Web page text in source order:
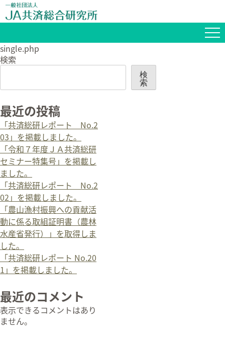
single.php
検索
検
索
最近の投稿
「共済総研レポート No.2
03」を掲載しました。
「令和７年度ＪＡ共済総研
セミナー特集号」を掲載し
ました。
「共済総研レポート No.2
02」を掲載しました。
「農山漁村振興への貢献活
動に係る取組証明書（農林
水産省発行）」を取得しま
した。
「共済総研レポート No.20
1」を掲載しました。
最近のコメント
表示できるコメントはあり
ません。